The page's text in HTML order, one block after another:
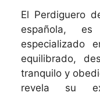
El Perdiguero
española,
especializado
equilibrado,
tranquilo y
revela su